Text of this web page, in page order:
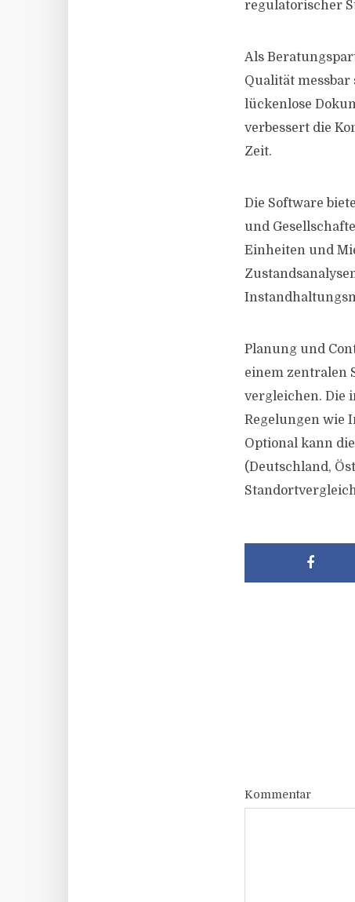
regulatorischer
Als
Qualität
lückenlose
verbessert die
Zeit.
Die Software
und
Einheiten und
Planung und
einem zentralen
vergleichen. Die
Regelungen wie
Optional kann
(Deutschland,
Kommentar